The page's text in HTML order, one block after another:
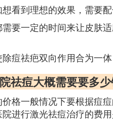
看到理想的效果，需要
要一定的时间来让皮肤
痘祛疤双向作用合为一体
祛痘大概需要要多
格一般情况下要根据痘
进行激光祛痘治疗的费